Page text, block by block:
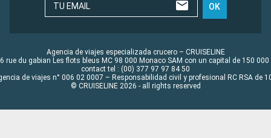
TU EMAIL OK
Agencia de viajes especializada crucero – CRUISELINE
rue du gabian Les flots bleus MC 98 000 Monaco SAM con un capital de 150 000
contact tel : (00) 377 97 97 84 50
de viajes n° 006 02 0007 – Responsabilidad civil y profesional RC RSA de
© CRUISELINE 2026 - all rights reserved